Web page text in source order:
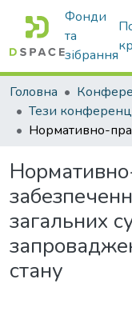
Фонди
та
зібрання
Головна
Тези
загальних
стану